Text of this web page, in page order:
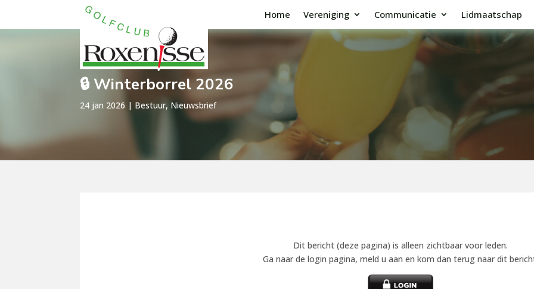
Home Vereniging Communicatie Lidmaatschap
🔒 Winterborrel 2026
24 jan 2026 | Bestuur, Nieuwsbrief
Dit bericht (deze pagina) is alleen zichtbaar voor leden.
Ga naar de login pagina, meld u aan en kom dan terug naar dit